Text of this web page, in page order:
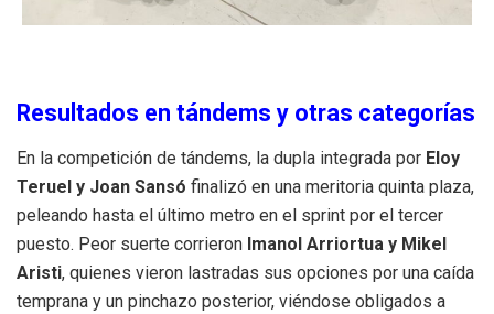
Resultados en tándems y otras categorías
En la competición de tándems, la dupla integrada por Eloy
Teruel y Joan Sansó finalizó en una meritoria quinta plaza,
peleando hasta el último metro en el sprint por el tercer
puesto. Peor suerte corrieron Imanol Arriortua y Mikel
Aristi, quienes vieron lastradas sus opciones por una caída
temprana y un pinchazo posterior, viéndose obligados a